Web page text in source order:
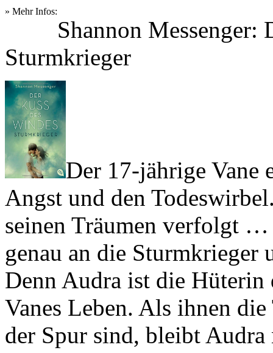
» Mehr Infos:
Shannon Messenger:
Sturmkrieger
Der 17-jährige Vane
Angst und den
seinen Träumen verfolgt …
genau an die Sturmkrieger
Denn Audra ist die Hüterin
Vanes Leben. Als ihnen
der Spur sind, bleibt Audra